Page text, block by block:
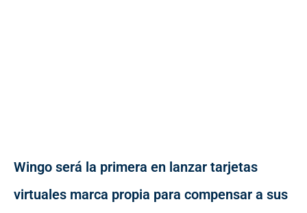
Wingo será la primera en lanzar tarjetas
virtuales marca propia para compensar a sus